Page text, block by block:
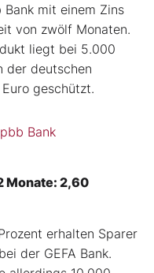
mit einem Zins
von zwölf Monaten.
liegt bei 5.000
der deutschen
geschützt.
Bank
Monate: 2,60
erhalten Sparer
der GEFA Bank.